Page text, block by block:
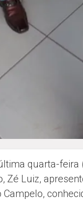
quarta-feira
Zé Luiz,
Campelo,